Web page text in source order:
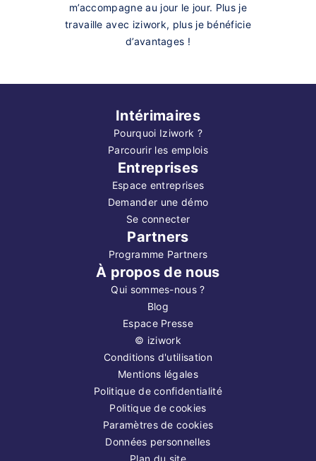
m’accompagne au jour le jour. Plus je
travaille avec iziwork, plus je bénéficie
d’avantages !
Intérimaires
Pourquoi Iziwork ?
Parcourir les emplois
Entreprises
Espace entreprises
Demander une démo
Se connecter
Partners
Programme Partners
À propos de nous
Qui sommes-nous ?
Blog
Espace Presse
© iziwork
Conditions d'utilisation
Mentions légales
Politique de confidentialité
Politique de cookies
Paramètres de cookies
Données personnelles
Plan du site